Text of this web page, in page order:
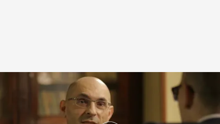
Cuatro.com
30 MAR 2014 - 22:25h.